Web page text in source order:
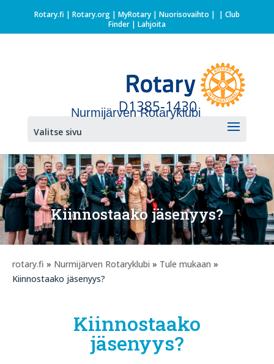
Rotary.fi | Rotary.org| MyRotary | Nuorisovaihto | | Club
Finder| Lahjoita
Nurmijärven Rotaryklubi
Valitse sivu
Kiinnostaako jäsenyys?
rotary.fi » Nurmijärven Rotaryklubi » Tule mukaan »
Kiinnostaako jäsenyys?
Kiinnostaako
jäsenyys?